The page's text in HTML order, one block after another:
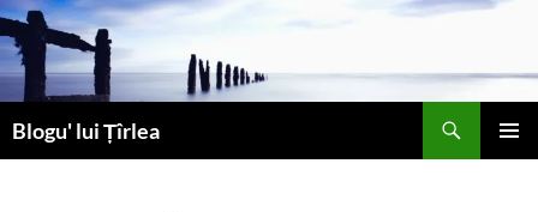
Sari
la
conținut
Blogu' lui Țîrlea